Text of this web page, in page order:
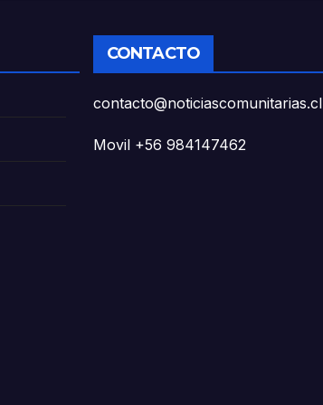
CONTACTO
contacto@noticiascomunitarias.cl
Movil +56 984147462